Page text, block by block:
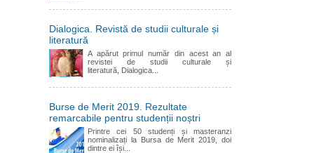
Dialogica. Revistă de studii culturale și
literatură
A apărut primul număr din acest an al
revistei de studii culturale și
literatură, Dialogica...
Burse de Merit 2019. Rezultate
remarcabile pentru studenții noștri
Printre cei 50 studenți și masteranzi
nominalizați la Bursa de Merit 2019, doi
dintre ei își...